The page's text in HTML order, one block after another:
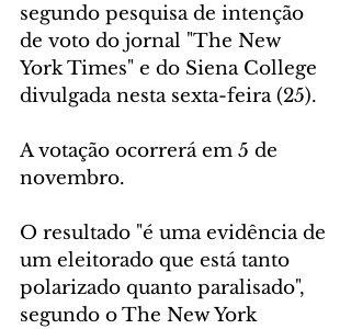
segundo pesquisa de intenção
de voto do jornal "The New
York Times" e do Siena College
divulgada nesta sexta-feira (25).
A votação ocorrerá em 5 de
novembro.
O resultado "é uma evidência de
um eleitorado que está tanto
polarizado quanto paralisado",
segundo o The New York